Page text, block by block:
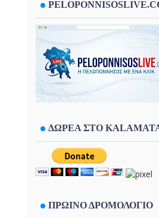
ΔΩΡΕΑ ΣΤΟ
ΠΡΩΙΝΟ ΔΡΟΜΟΛΟΓΙΟ